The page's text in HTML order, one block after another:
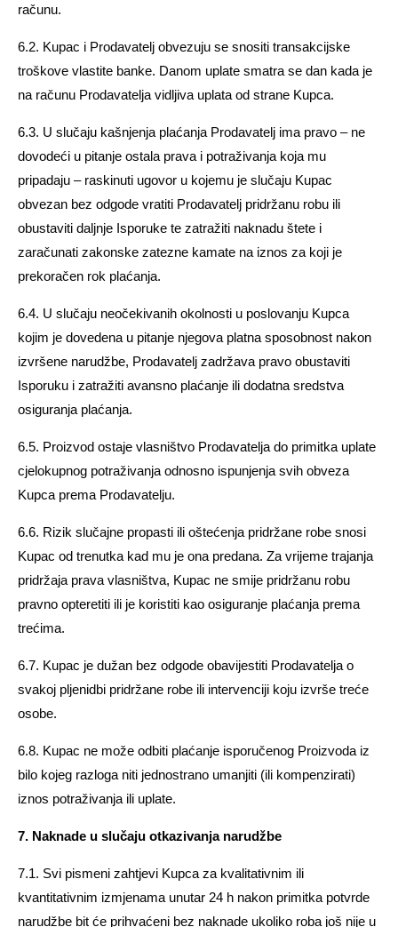
računu.
6.2. Kupac i Prodavatelj obvezuju se snositi transakcijske
troškove vlastite banke. Danom uplate smatra se dan kada je
na računu Prodavatelja vidljiva uplata od strane Kupca.
6.3. U slučaju kašnjenja plaćanja Prodavatelj ima pravo – ne
dovodeći u pitanje ostala prava i potraživanja koja mu
pripadaju – raskinuti ugovor u kojemu je slučaju Kupac
obvezan bez odgode vratiti Prodavatelj pridržanu robu ili
obustaviti daljnje Isporuke te zatražiti naknadu štete i
zaračunati zakonske zatezne kamate na iznos za koji je
prekoračen rok plaćanja.
6.4. U slučaju neočekivanih okolnosti u poslovanju Kupca
kojim je dovedena u pitanje njegova platna sposobnost nakon
izvršene narudžbe, Prodavatelj zadržava pravo obustaviti
Isporuku i zatražiti avansno plaćanje ili dodatna sredstva
osiguranja plaćanja.
6.5. Proizvod ostaje vlasništvo Prodavatelja do primitka uplate
cjelokupnog potraživanja odnosno ispunjenja svih obveza
Kupca prema Prodavatelju.
6.6. Rizik slučajne propasti ili oštećenja pridržane robe snosi
Kupac od trenutka kad mu je ona predana. Za vrijeme trajanja
pridržaja prava vlasništva, Kupac ne smije pridržanu robu
pravno opteretiti ili je koristiti kao osiguranje plaćanja prema
trećima.
6.7. Kupac je dužan bez odgode obavijestiti Prodavatelja o
svakoj pljenidbi pridržane robe ili intervenciji koju izvrše treće
osobe.
6.8. Kupac ne može odbiti plaćanje isporučenog Proizvoda iz
bilo kojeg razloga niti jednostrano umanjiti (ili kompenzirati)
iznos potraživanja ili uplate.
7. Naknade u slučaju otkazivanja narudžbe
7.1. Svi pismeni zahtjevi Kupca za kvalitativnim ili
kvantitativnim izmjenama unutar 24 h nakon primitka potvrde
narudžbe bit će prihvaćeni bez naknade ukoliko roba još nije u